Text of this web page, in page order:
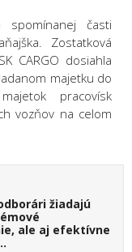
spomínanej časti
Zostatková
CARGO dosiahla
majetku do
pracovísk
vozňov na celom
žiadajú
ale aj efektívne